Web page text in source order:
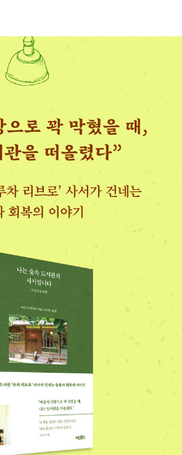
에 계속 남아 있었습니다. 서비스라
시적인 나눔에는 뒷걸음질을 치는
린 ‘남에게 폐를 끼치지 말자‘는 생각
끼치지 말자‘의 정도가 심해져서
면 타자와 관계를 맺지 못할 정도의
받고 있는 기분입니다. 이는 조제 보
소비자의 구분 없이 각자가 수확하
는 모습과 닮은 데가 있는 듯합니
도 불구하고 어째서 이런 순환이 생
보이는 기억이 하나 떠오릅니다. 처
면서 대학도서관에서 일하던 때였
있는데, 학생 하나가 ˝볼펜 좀 빌려
다. 공교롭게도 그때 카운터의 연필
없어서 제 필통에서 볼펜을 꺼내 건
은 ˝개인 물건을 빌리는 건 좀......˝
받아 들지 않았습니다. 똑같은 것이
필꽂이에 꽂혀 있었다면 분명 학생은
에 계속 남아 있었습니다. 서비스라
시적인 나눔에는 뒷걸음질을 치는
리는 올록볼록해』 『사랑하는 장면